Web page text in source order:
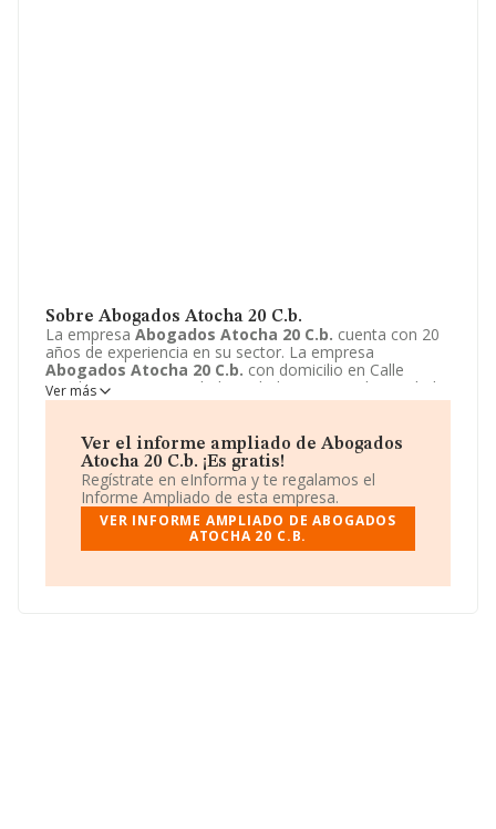
Sobre Abogados Atocha 20 C.b.
La empresa Abogados Atocha 20 C.b. cuenta con 20
años de experiencia en su sector. La empresa
Abogados Atocha 20 C.b. con domicilio en Calle
Atocha, 20 - 3 D, Madrid, Madrid. Su principal actividad
CNAE es 6910 - Actividades jurídicas. La empresa
Comunidad de bienes.
Ver más
Ver el informe ampliado de Abogados
Atocha 20 C.b. ¡Es gratis!
Regístrate en eInforma y te regalamos el
Informe Ampliado de esta empresa.
VER INFORME AMPLIADO DE ABOGADOS
ATOCHA 20 C.B.